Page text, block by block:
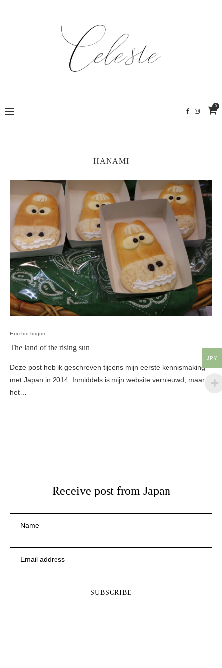
0
HANAMI
Hoe het begon
The land of the rising sun
Deze post heb ik geschreven tijdens mijn eerste kennismaking
met Japan in 2014. Inmiddels is mijn website vernieuwd, maar
het…
Receive post from Japan
JPY